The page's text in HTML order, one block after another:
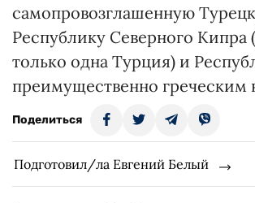
самопровозглашенную
Республику Северного Кипра
только одна Турция) и
преимущественно греческим
Поделиться
Подготовил/ла Евгений Белый